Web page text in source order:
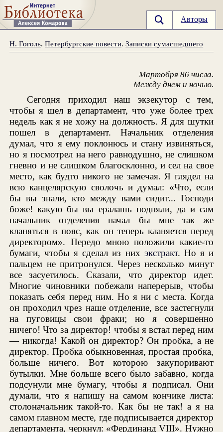
Авторы
Н. Гоголь.Петербургские повести.Записки сумасшедшего
Мартобря 86 числа.
Между днем и ночью.
Сегодня приходил наш экзекутор с тем,
чтобы я шел в департамент, что уже более трех
недель как я не хожу на должность. Я для шутки
пошел в департамент. Начальник отделения
думал, что я ему поклонюсь и стану извиняться,
но я посмотрел на него равнодушно, не слишком
гневно и не слишком благосклонно, и сел на свое
место, как будто никого не замечая. Я глядел на
всю канцелярскую сволочь и думал: «Что, если
бы вы знали, кто между вами сидит... Господи
боже! какую бы вы ералашь подняли, да и сам
начальник отделения начал бы мне так же
кланяться в пояс, как он теперь кланяется перед
директором». Передо мною положили какие-то
бумаги, чтобы я сделал из них экстракт. Но я и
пальцем не притронулся. Через несколько минут
все засуетилось. Сказали, что директор идет.
Многие чиновники побежали наперерыв, чтобы
показать себя перед ним. Но я ни с места. Когда
он проходил чрез наше отделение, все застегнули
на пуговицы свои фраки; но я совершенно
ничего! Что за директор! чтобы я встал перед ним
— никогда! Какой он директор? Он пробка, а не
директор. Пробка обыкновенная, простая пробка,
больше ничего. Вот которою закупоривают
бутылки. Мне больше всего было забавно, когда
подсунули мне бумагу, чтобы я подписал. Они
думали, что я напишу на самом кончике листа:
столоначальник такой-то. Как бы не так! а я на
самом главном месте, где подписывается директор
департамента, черкнул: «Фердинанд VIII». Нужно